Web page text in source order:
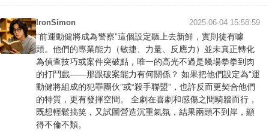
IronSimon 2025-06-04 15:58:59
“前運動健將成為警察”這個設定聽上去新鮮，實則徒有噱
頭。他們的專業能力（敏捷、力量、反應力）並未真正轉化
為偵查技巧或案件突破點，唯一的高光不過是幾場拳拳到肉
的打鬥戲——那跟破案能力有何關係？ 如果把他們設定為“運
動健將組成的犯罪團伙”或“殺手聯盟”，也許反而更契合他們
的特質，更有發揮空間。 全劇在喜劇和感傷之間騎牆而行，
既想輕鬆搞笑，又試圖營造沉重氣氛，結果兩頭不到岸，顯
得不倫不類。